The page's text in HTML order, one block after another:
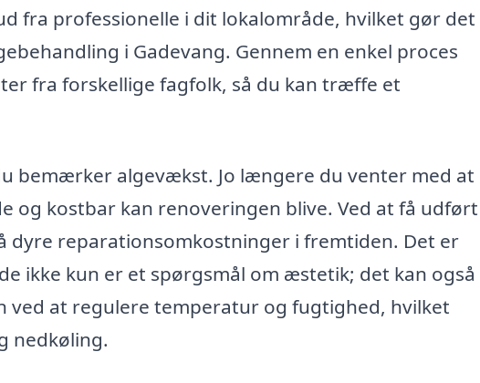
fra professionelle i dit lokalområde, hvilket gør det
i Gadevang. Gennem en enkel proces
fra forskellige fagfolk, så du kan træffe et
bemærker algevækst. Jo længere du venter med at
og kostbar kan renoveringen blive. Ved at få udført
dyre reparationsomkostninger i fremtiden. Det er
ikke kun er et spørgsmål om æstetik; det kan også
at regulere temperatur og fugtighed, hvilket
nedkøling.